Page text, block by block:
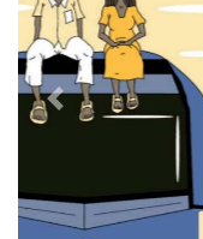
Previous